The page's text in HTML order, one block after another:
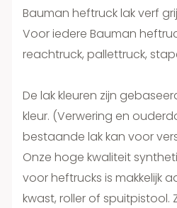
Bauman heftruck lak verf
Voor iedere Bauman
reachtruck, pallettruck,
De lak kleuren zijn
kleur. (Verwering en
bestaande lak kan voor
Onze hoge kwaliteit
voor heftrucks is makkelijk
kwast, roller of spuitpistool.